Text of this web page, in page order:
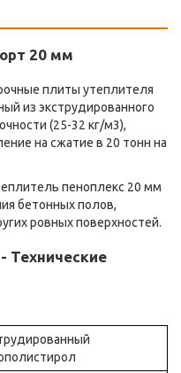
20 мм
плиты утеплителя
из экструдированного
(25-32 кг/м3),
на сжатие в 20 тонн на
пеноплекс 20 мм
бетонных полов,
ровных поверхностей.
Технические